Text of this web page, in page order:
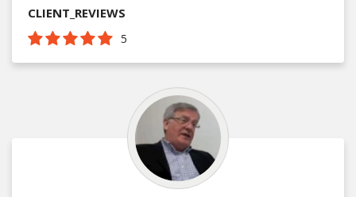
CLIENT_REVIEWS
5